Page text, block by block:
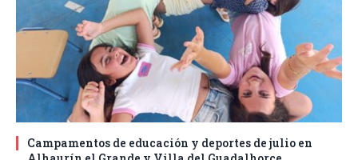
Campamentos de educación y deportes de julio en